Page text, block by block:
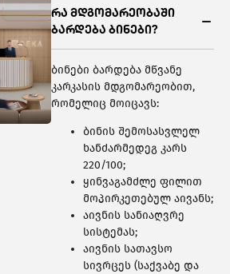
რა მდგომარეობაში
ბარდება ბინები?
ბინები ბარდება მწვანე
კარკასის მდგომარეობით,
რომელიც მოიცავს:
ბინის შემოსასვლელ
ხანძარმედეგ კარს
220/100;
ყინვაგამძლე ფილით
მოპირკეთებულ აივანს;
აივნის სანიაღვრე
სისტემას;
აივნის სათავსო
სივრცეს (საქვაბე და